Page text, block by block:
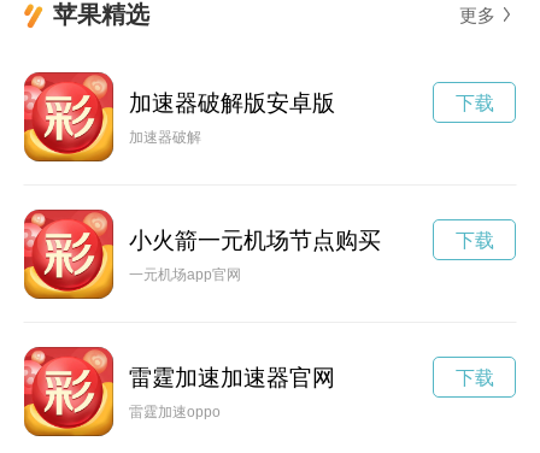
苹果精选 更多
加速器破解版安卓版
加速器破解
下载
小火箭一元机场节点购买
一元机场app官网
下载
雷霆加速加速器官网
雷霆加速oppo
下载